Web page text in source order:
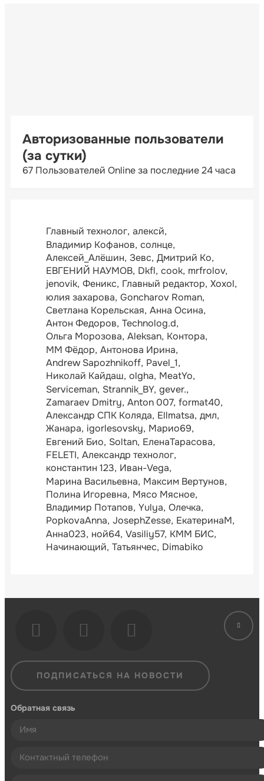
Авторизованные пользователи
(за сутки)
67 Пользователей Online за последние 24 часа
Главный технолог алексй
Владимир Кофанов солнце
Алексей_Алёшин Зевс Дмитрий Ко
ЕВГЕНИЙ НАУМОВ Dkfl cook mrfrolov
jenovik Феникс Главный редактор Xoxol
юлия захарова Goncharov Roman
Светлана Корельская Анна Осина
Антон Федоров Technolog.d
Ольга Морозова Aleksan Контора
ММ Фёдор Антонова Ирина
Andrew Sapozhnikoff Pavel_1
Николай Кайдаш olgha MeatYo
Serviceman Strannik_BY gever.
Zamaraev Dmitry Anton 007 format40
Александр СПК Коляда Ellmatsa дмл
Жанара igorlesovsky Марио69
Евгений Био Soltan ЕленаТарасова
FELETI Александр технолог
константин 123 Иван-Vega
Марина Васильевна Максим Вертунов
Полина Игоревна Мясо Мясное
Владимир Потапов Yulya Олечка
PopkovaAnna JosephZesse ЕкатеринаМ
Анна023 ной64 Vasiliy57 КММ БИС
Начинающий Татьянчес Dimabiko
ПОДПИСАТЬСЯ НА НОВОСТИ
Обратная связь